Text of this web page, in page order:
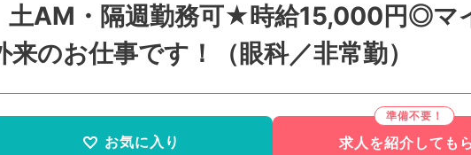
土AM・隔週勤務可★時給15,000円◎マ
のお仕事です！（眼科／非常勤）
お気に入り 求人を紹介しても